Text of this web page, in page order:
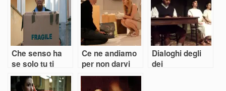
Che senso ha
se solo tu ti
salvi?
Ce ne andiamo
per non darvi
altre
preoccupazioni
Dialoghi degli
dei